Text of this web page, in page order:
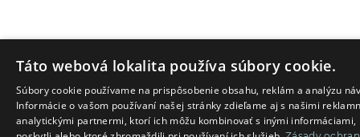
Táto webová lokalita používa súbory cookie.
Súbory cookie používame na prispôsobenie obsahu, reklám a analýzu
Informácie o vašom používaní našej stránky zdieľame aj s našimi
analytickými partnermi, ktorí ich môžu kombinovať s inými informáciami,